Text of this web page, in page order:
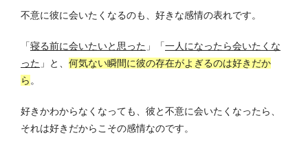
不意に彼に会いたくなるのも、好きな感情の表れです。
「寝る前に会いたいと思った 」「一人になったら会いたくな
った 」と、 何気ない瞬間に彼の存在がよぎるのは好きだか
ら 。
好きかわからなくなっても、彼と不意に会いたくなったら、
それは好きだから こその感情なのです。